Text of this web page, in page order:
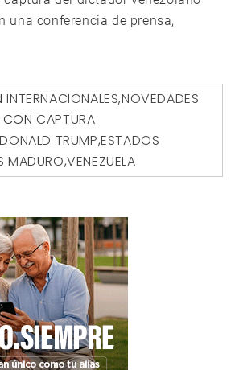
una conferencia de prensa,
INTERNACIONALES,NOVEDADES
CONCAPTURA
DONALD TRUMP,ESTADOS
MADURO,VENEZUELA